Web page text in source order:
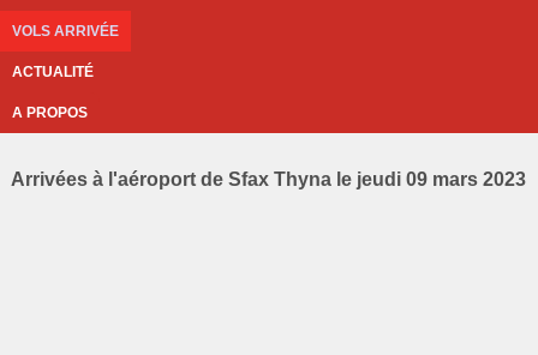
VOLS ARRIVÉE
ACTUALITÉ
A PROPOS
Arrivées à l'aéroport de Sfax Thyna le jeudi 09 mars 2023